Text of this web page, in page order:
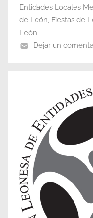
Entidades Locales
de León, Fiestas de
León
Dejar un